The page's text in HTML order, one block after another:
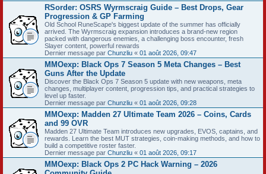
RSorder: OSRS Wyrmscraig Guide – Best Drops, Gear
Progression & GP Farming
Old School RuneScape's biggest update of the summer has officially
arrived. The Wyrmscraig expansion introduces a brand-new region
packed with dangerous enemies, a challenging boss encounter, fresh
Slayer content, powerful rewards
Dernier message par Chunzliu « 01 août 2026, 09:47
MMOexp: Black Ops 7 Season 5 Meta Changes – Best
Guns After the Update
Discover the Black Ops 7 Season 5 update with new weapons, meta
changes, multiplayer content, progression tips, and practical strategies to
level up faster.
Dernier message par Chunzliu « 01 août 2026, 09:28
MMOexp: Madden 27 Ultimate Team 2026 – Coins, Cards
and 99 OVR
Madden 27 Ultimate Team introduces new upgrades, EVOS, captains, and
rewards. Learn the best MUT strategies, coin-making methods, and how to
build a competitive roster faster.
Dernier message par Chunzliu « 01 août 2026, 09:17
MMOexp: Black Ops 2 PC Hack Warning – 2026